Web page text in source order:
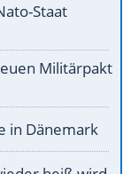
Staat
Militärpakt
in Dänemark